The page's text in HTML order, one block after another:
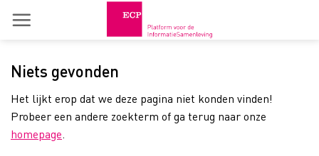
Niets gevonden
Het lijkt erop dat we deze pagina niet konden vinden!
Probeer een andere zoekterm of ga terug naar onze
homepage